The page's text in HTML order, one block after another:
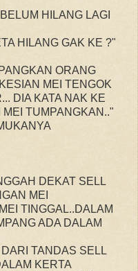
HILANG LAGI
HILANG GAK KE ?"
ORANG
MEI TENGOK
DIA KATA NAK KE
TUMPANGKAN.."
DEKAT SELL
MEI
TINGGAL..DALAM
ADA DALAM
TANDAS SELL
KERTA